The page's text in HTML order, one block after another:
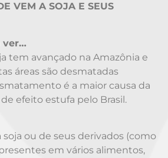
VEM A SOJA E SEUS
ver…
tem avançado na Amazônia e
áreas são desmatadas
é a maior causa da
efeito estufa pelo Brasil.
soja ou de seus derivados (como
em vários alimentos,